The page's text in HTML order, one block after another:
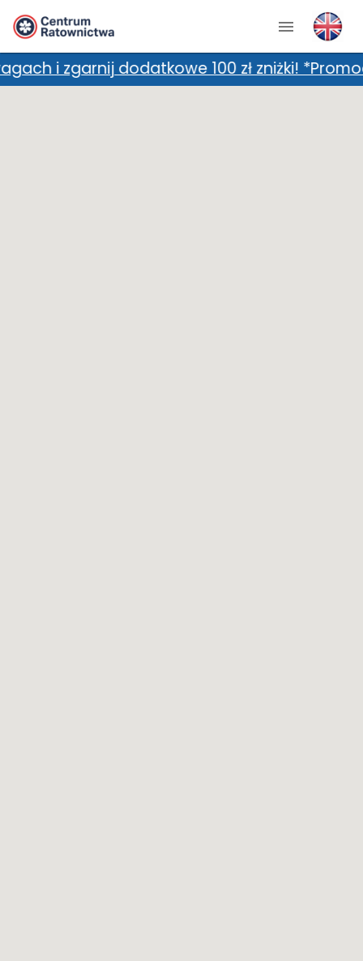
i zgarnij dodatkowe 100 zł zniżki!